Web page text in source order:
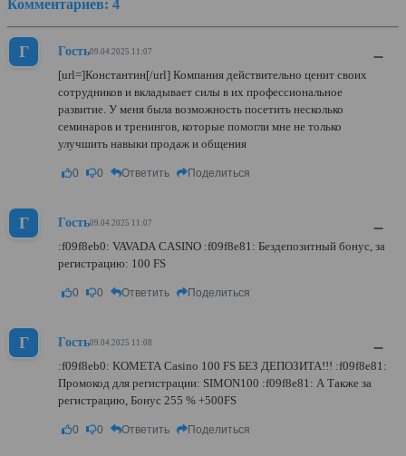
Комментариев: 4
Г Гость09.04.2025 11:07 –
[url=]Константин[/url] Компания действительно ценит своих
сотрудников и вкладывает силы в их профессиональное
развитие. У меня была возможность посетить несколько
семинаров и тренингов, которые помогли мне не только
улучшить навыки продаж и общения
0 0 Ответить Поделиться
Г Гость09.04.2025 11:07 –
:f09f8eb0: VAVADA CASINO :f09f8e81: Бездепозитный бонус, за
регистрацию: 100 FS
0 0 Ответить Поделиться
Г Гость09.04.2025 11:08 –
:f09f8eb0: KOMETA Casino 100 FS БЕЗ ДЕПОЗИТА!!! :f09f8e81:
Промокод для регистрации: SIMON100 :f09f8e81: А Также за
регистрацию, Бонус 255 % +500FS
0 0 Ответить Поделиться